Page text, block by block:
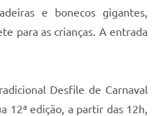
e bonecos gigantes,
para as crianças. A entrada
Desfile de Carnaval
12ª edição, a partir das 12h,